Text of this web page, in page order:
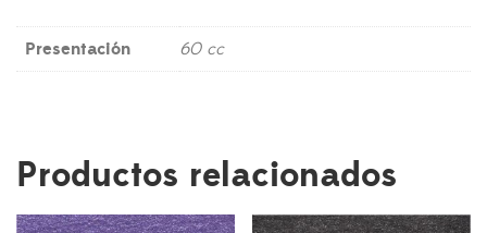
Presentación 60 cc
Productos relacionados